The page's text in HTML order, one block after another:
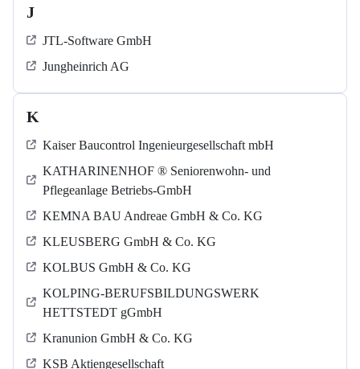
J
JTL-Software GmbH
Jungheinrich AG
K
Kaiser Baucontrol Ingenieurgesellschaft mbH
KATHARINENHOF ® Seniorenwohn- und
Pflegeanlage Betriebs-GmbH
KEMNA BAU Andreae GmbH & Co. KG
KLEUSBERG GmbH & Co. KG
KOLBUS GmbH & Co. KG
KOLPING-BERUFSBILDUNGSWERK
HETTSTEDT gGmbH
Kranunion GmbH & Co. KG
KSB Aktiengesellschaft